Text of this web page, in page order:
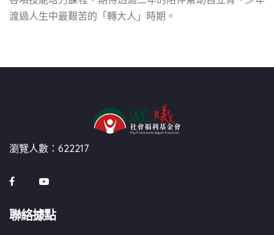
渡過人生中最艱苦的「轉大人」時期。
瀏覽人數：622217
聯絡據點